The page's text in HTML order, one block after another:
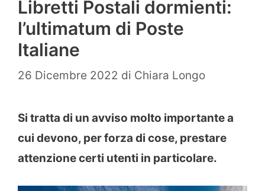
Libretti Postali dormienti:
l’ultimatum di Poste
Italiane
26 Dicembre 2022 di Chiara Longo
Si tratta di un avviso molto importante a
cui devono, per forza di cose, prestare
attenzione certi utenti in particolare.